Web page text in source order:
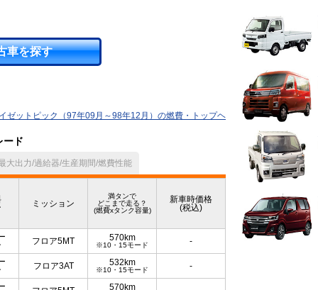
車を探す
ゼットピック（97年09月～98年12月）の燃費・トップヘ
ード
大出力/過給器/生産期間/燃費性能
ミッション
満タンで
どこまで走る？
(燃費xタンク容量)
新車時価格
(税込)
フロア5MT 570km
※10・15モード -
フロア3AT 532km
※10・15モード -
570km